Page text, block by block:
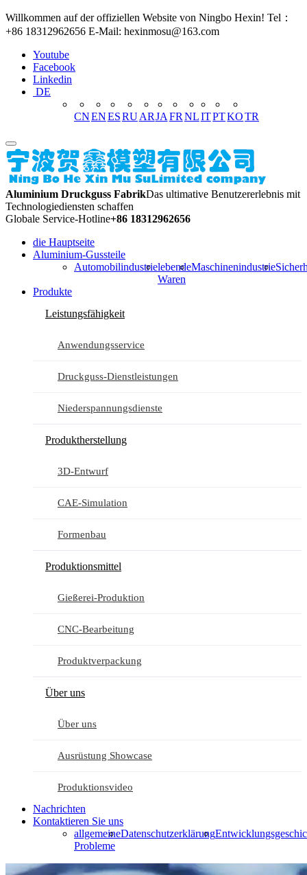
Willkommen auf der offiziellen Website von Ningbo Hexin! Tel：
+86 18312962656 E-Mail: hexinmosu@163.com
Youtube
Facebook
Linkedin
DE
CNENESRUARJA FR NLITPTKOTR
Aluminium Druckguss FabrikDas ultimative Benutzererlebnis mit
Technologiediensten schaffen
Globale Service-Hotline+86 18312962656
die Hauptseite
Aluminium-Gussteile
Automobilindustrielebende
Waren
Maschinenindustrie
Produkte
Leistungsfähigkeit
Anwendungsservice
Druckguss-Dienstleistungen
Niederspannungsdienste
Produktherstellung
3D-Entwurf
CAE-Simulation
Formenbau
Produktionsmittel
Gießerei-Produktion
CNC-Bearbeitung
Produktverpackung
Über uns
Über uns
Ausrüstung Showcase
Produktionsvideo
Nachrichten
Kontaktieren Sie uns
allgemeine
Probleme
Datenschutzerklärung